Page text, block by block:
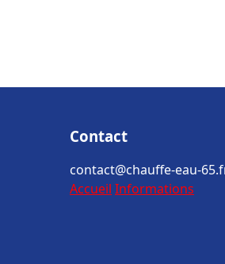
Contact
contact@chauffe-eau-
Accueil Informations